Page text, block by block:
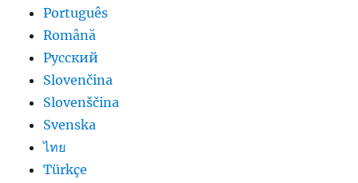
Português
Română
Русский
Slovenčina
Slovenščina
Svenska
ไทย
Türkçe